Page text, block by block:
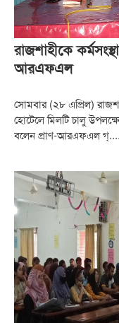
রাজশাহীকে
আরএফএল
সোমবার (২৮ এপ্রিল)
হোটেলে মিলটি চালু
বলেন প্রাণ-আরএফএল